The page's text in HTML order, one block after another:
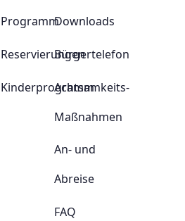
Programm
Reservierungen
Kinderprogramm
Downloads
Bürgertelefon
Achtsamkeits-
Maßnahmen
An- und
Abreise
FAQ